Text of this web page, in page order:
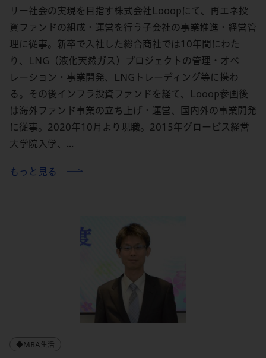
リー社会の実現を目指す株式会社Looopにて、再エネ投
資ファンドの組成・運営を行う子会社の事業推進・経営管
理に従事。新卒で入社した総合商社では10年間にわた
り、LNG（液化天然ガス）プロジェクトの管理・オペ
レーション・事業開発、LNGトレーディング等に携わ
る。その後インフラ投資ファンドを経て、Looop参画後
は海外ファンド事業の立ち上げ・運営、国内外の事業開発
に従事。2020年10月より現職。2015年グロービス経営
大学院入学、...
もっと見る
◆MBA生活